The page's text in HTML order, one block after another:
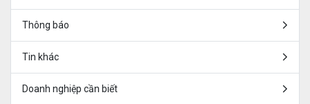
Thông báo
Tin khác
Doanh nghiệp cần biết